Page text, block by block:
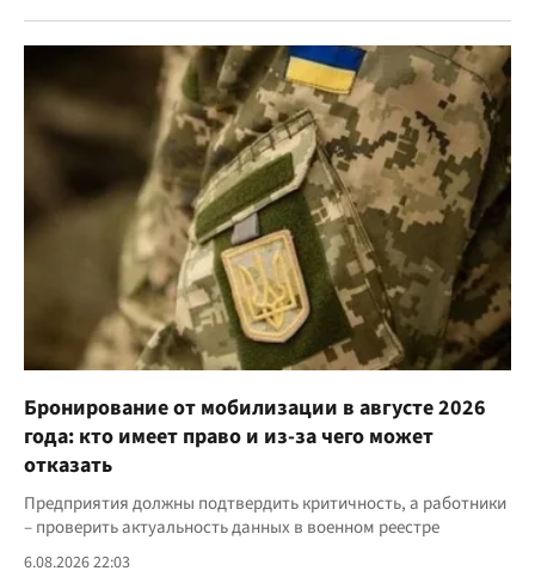
Бронирование от мобилизации в августе 2026
года: кто имеет право и из-за чего может
отказать
Предприятия должны подтвердить критичность, а работники
– проверить актуальность данных в военном реестре
6.08.2026 22:03